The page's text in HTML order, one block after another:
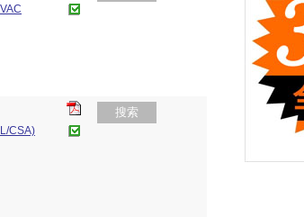
CSA)
搜索